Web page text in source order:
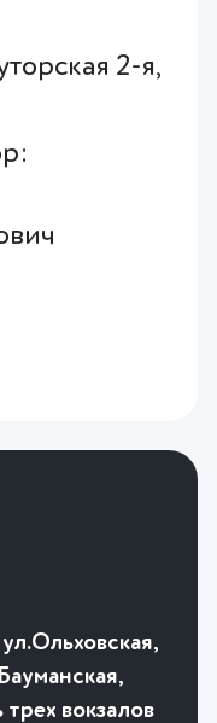
2-я,
вокзалов